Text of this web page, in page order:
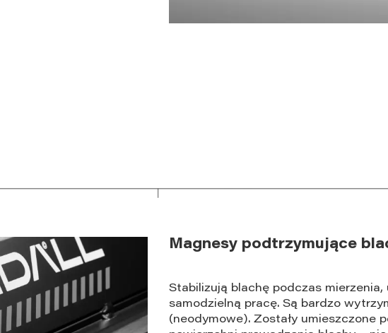
Magnesy podtrzymujące
Stabilizują blachę podczas mierzenia,
samodzielną pracę. Są bardzo
(neodymowe). Zostały umieszczone